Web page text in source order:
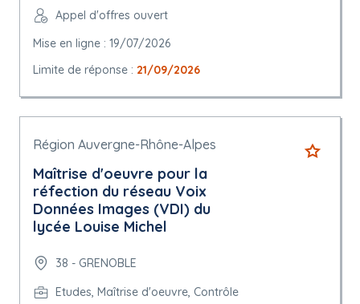
Appel d'offres ouvert
Mise en ligne : 19/07/2026
Limite de réponse : 21/09/2026
Région Auvergne-Rhône-Alpes
Maîtrise d'oeuvre pour la
réfection du réseau Voix
Données Images (VDI) du
lycée Louise Michel
38 - GRENOBLE
Etudes, Maîtrise d'oeuvre, Contrôle